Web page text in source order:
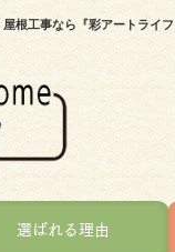
根工事なら『彩アートライフ
選ばれる理由